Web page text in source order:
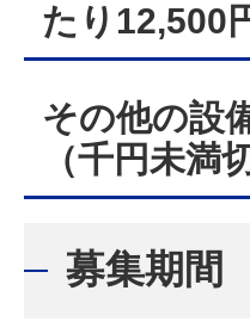
たり12,500
その他の設
（千円未満
募集期間